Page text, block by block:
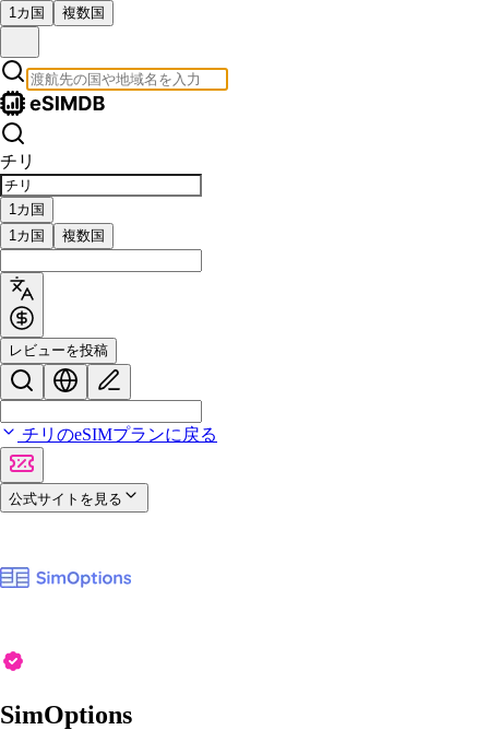
1カ国 複数国
チリ
1カ国
1カ国
複数国
レビューを投稿
チリのeSIMプランに戻る
公式サイトを見る
SimOptions